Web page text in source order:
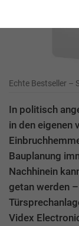
Echte Bestseller –
In politisch
in den eigenen
Bauplanung
Nachhinein
getan werden
Videx